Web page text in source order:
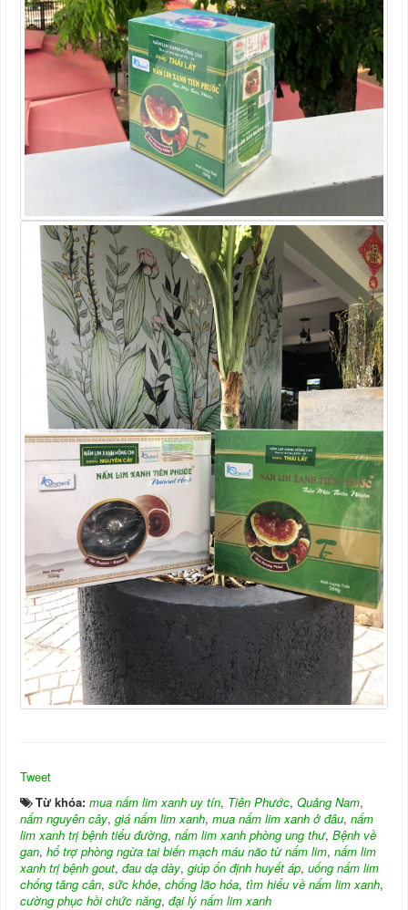
Tweet
Từ khóa: mua nấm lim xanh uy tín, Tiên Phước, Quảng Nam,
nấm nguyên cây, giá nấm lim xanh, mua nấm lim xanh ở đâu, nấm
lim xanh trị bệnh tiểu đường, nấm lim xanh phòng ung thư, Bệnh về
gan, hổ trợ phòng ngừa tai biến mạch máu não từ nấm lim, nấm lim
xanh trị bệnh gout, đau dạ dày, giúp ổn định huyết áp, uống nấm lim
chống tăng cân, sức khỏe, chống lão hóa, tìm hiểu về nấm lim xanh,
cường phục hồi chức năng, đại lý nấm lim xanh